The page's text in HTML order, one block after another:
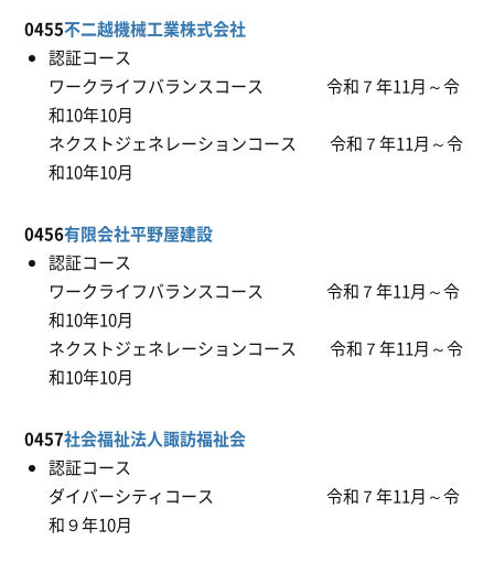
0455不二越機械工業株式会社
認証コース
ワークライフバランスコース 令和７年11月～令
和10年10月
ネクストジェネレーションコース 令和７年11月～令
和10年10月
0456有限会社平野屋建設
認証コース
ワークライフバランスコース 令和７年11月～令
和10年10月
ネクストジェネレーションコース 令和７年11月～令
和10年10月
0457社会福祉法人諏訪福祉会
認証コース
ダイバーシティコース 令和７年11月～令
和９年10月